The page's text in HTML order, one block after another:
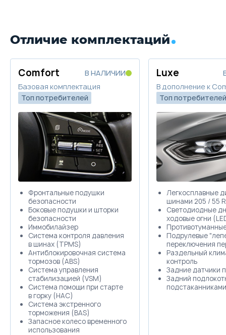
Trade-in
Отличие комплектаций
Comfort
В НАЛИЧИИ
Базовая комплектация
Топ потребителей
Фронтальные подушки
безопасности
Боковые подушки и шторки
безопасности
Иммобилайзер
Система контроля давления
в шинах (TPMS)
Антиблокировочная система
тормозов (ABS)
Система управления
стабилизацией (VSM)
Система помощи при старте
в горку (HAC)
Система экстренного
торможения (BAS)
Запасное колесо временного
использования
Luxe
В дополнение к
Топ потребителей
Легкосплавные
шинами 205 / 55
Светодиодные
ходовые огни
Подрулевые
переключения
Раздельный
контроль
Задние датчики
Задний
подстаканниками